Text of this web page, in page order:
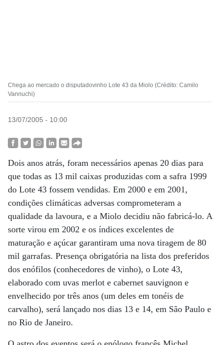
Chega ao mercado o disputadovinho Lote 43 da Miolo (Crédito: Camilo
Vannuchi)
13/07/2005 - 10:00
Dois anos atrás, foram necessários apenas 20 dias para
que todas as 13 mil caixas produzidas com a safra 1999
do Lote 43 fossem vendidas. Em 2000 e em 2001,
condições climáticas adversas comprometeram a
qualidade da lavoura, e a Miolo decidiu não fabricá-lo. A
sorte virou em 2002 e os índices excelentes de
maturação e açúcar garantiram uma nova tiragem de 80
mil garrafas. Presença obrigatória na lista dos preferidos
dos enófilos (conhecedores de vinho), o Lote 43,
elaborado com uvas merlot e cabernet sauvignon e
envelhecido por três anos (um deles em tonéis de
carvalho), será lançado nos dias 13 e 14, em São Paulo e
no Rio de Janeiro.